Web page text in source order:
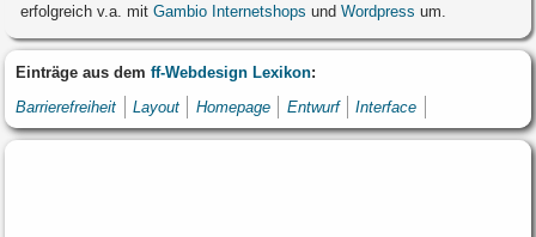
erfolgreich v.a. mitGambio Internetshops undWordpress um.
Einträge aus demff-Webdesign Lexikon:
Barrierefreiheit
Layout Homepage Entwurf Interface